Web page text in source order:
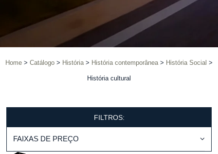
Home Catálogo História História contemporânea História Social
História cultural
FILTROS:
FAIXAS DE PREÇO